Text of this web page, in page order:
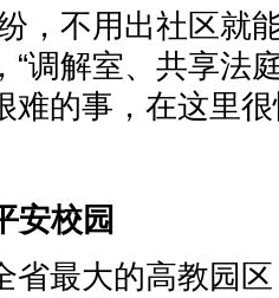
不用出社区就能
“调解室、共享法
难的事，在这里
安校园
最大的高教园区